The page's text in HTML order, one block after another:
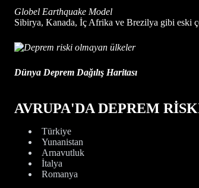
Globel Earthquake Model
Sibirya, Kanada, İç Afrika ve Brezilya gibi eski
Dünya Deprem Dağılış Haritası
AVRUPA'DA DEPREM
Türkiye
Yunanistan
Arnavutluk
İtalya
Romanya